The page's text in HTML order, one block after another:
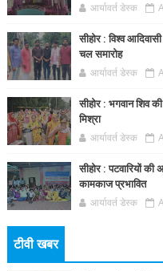
आर्यावर्त डेस्क
सीहोर : विश्व
चल समारोह
आर्यावर्त डेस्क
सीहोर : भगवान शिव
मिश्रा
आर्यावर्त डेस्क
सीहोर : पटवारियों
कामकाज प्रभावित
आर्यावर्त डेस्क
टीवी खबर